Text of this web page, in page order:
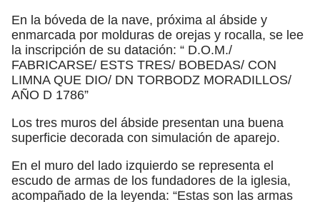
En la bóveda de la nave, próxima al ábside y
enmarcada por molduras de orejas y rocalla, se lee
la inscripción de su datación: “ D.O.M./
FABRICARSE/ ESTS TRES/ BOBEDAS/ CON
LIMNA QUE DIO/ DN TORBODZ MORADILLOS/
AÑO D 1786”
Los tres muros del ábside presentan una buena
superficie decorada con simulación de aparejo.
En el muro del lado izquierdo se representa el
escudo de armas de los fundadores de la iglesia,
acompañado de la leyenda: “Estas son las armas